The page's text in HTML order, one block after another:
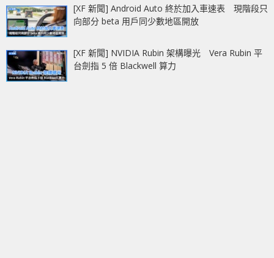
[XF 新聞] Android Auto 終於加入車速表 現階段只
向部分 beta 用戶同少數地區開放
[XF 新聞] NVIDIA Rubin 架構曝光 Vera Rubin 平
台劍指 5 倍 Blackwell 算力